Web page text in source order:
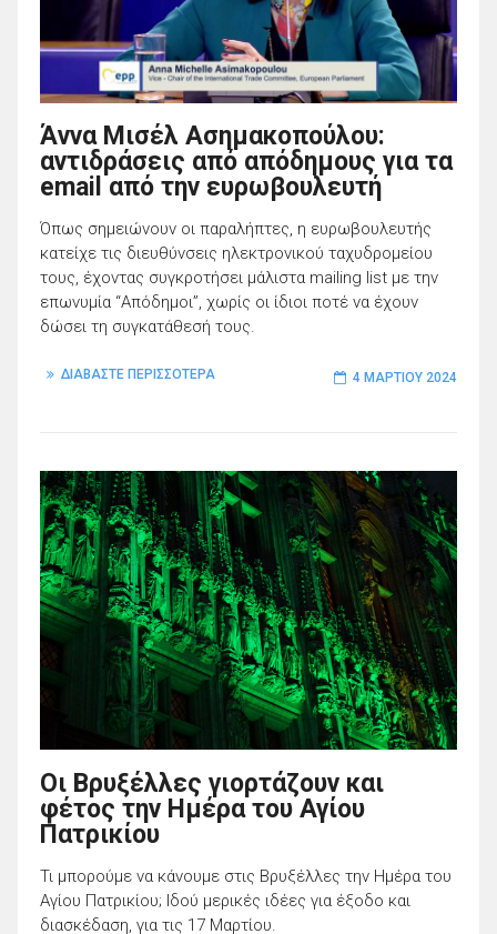
Άννα Μισέλ Ασημακοπούλου:
αντιδράσεις από απόδημους για τα
email από την ευρωβουλευτή
Όπως σημειώνουν οι παραλήπτες, η ευρωβουλευτής
κατείχε τις διευθύνσεις ηλεκτρονικού ταχυδρομείου
τους, έχοντας συγκροτήσει μάλιστα mailing list με την
επωνυμία “Απόδημοι”, χωρίς οι ίδιοι ποτέ να έχουν
δώσει τη συγκατάθεσή τους.
ΔΙΑΒΑΣΤΕ ΠΕΡΙΣΣΟΤΕΡΑ 4 ΜΑΡΤΊΟΥ 2024
Οι Βρυξέλλες γιορτάζουν και
φέτος την Ημέρα του Αγίου
Πατρικίου
Τι μπορούμε να κάνουμε στις Βρυξέλλες την Ημέρα του
Αγίου Πατρικίου; Ιδού μερικές ιδέες για έξοδο και
διασκέδαση, για τις 17 Μαρτίου.